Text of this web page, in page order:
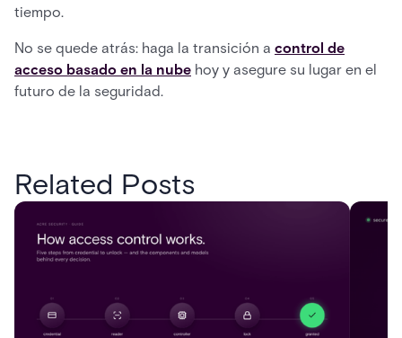
tiempo.
No se quede atrás: haga la transición a control de
acceso basado en la nube hoy y asegure su lugar en el
futuro de la seguridad.
Related Posts